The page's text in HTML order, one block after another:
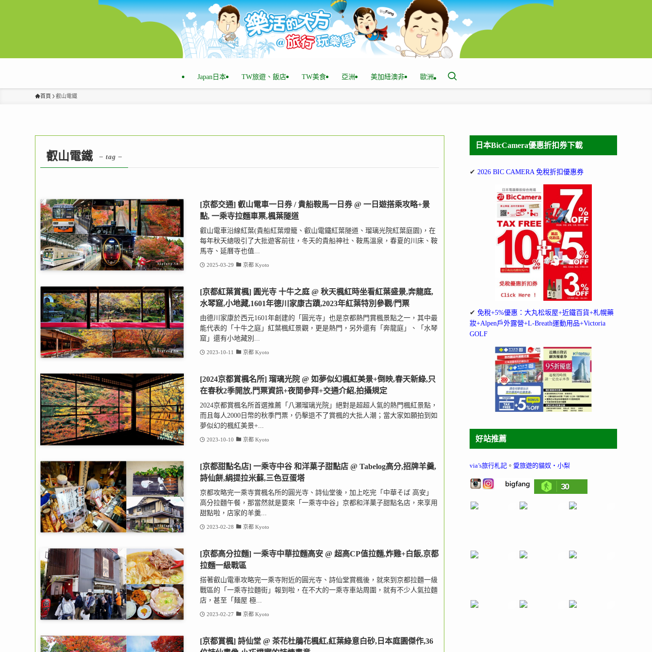
Japan日本 TW旅遊、飯店 TW美食 亞洲 美加紐澳非 歐洲
首頁 叡山電鐵
叡山電鐵 – tag –
[京都交通] 叡山電車一日券 / 貴船鞍馬一日券 @ 一日遊搭乘攻略+景
點, 一乘寺拉麵車票,楓葉隧道
叡山電車沿線紅葉(貴船紅葉燈籠、叡山電鐵紅葉隧道、瑠璃光院紅葉庭園)，在
每年秋天總吸引了大批遊客前往，冬天的貴船神社、鞍馬溫泉，春夏的川床、鞍
馬寺、延曆寺也值...
2025-03-29 京都 Kyoto
[京都紅葉賞楓] 圓光寺 十牛之庭 @ 秋天楓紅時坐看紅葉盛景,奔龍庭,
水琴窟,小地藏,1601年德川家康古蹟,2023年紅葉特別參觀/門票
由德川家康於西元1601年創建的「圓光寺」也是京都熱門賞楓景點之一，其中最
能代表的「十牛之庭」紅葉楓紅景觀，更是熱門，另外還有「奔龍庭」、「水琴
窟」還有小地藏別...
2023-10-11 京都 Kyoto
[2024京都賞楓名所] 瑠璃光院 @ 如夢似幻楓紅美景+倒映,春天新綠,只
在春秋2季開放,門票資訊+夜間參拜+交通介紹,拍攝規定
2024京都賞楓名所首選推薦「八瀬瑠璃光院」絕對是超超人氣的熱門楓紅景點，
而且每人2000日幣的秋季門票，仍擊退不了賞楓的大批人潮；當大家如願拍到如
夢似幻的楓紅美景+...
2023-10-10 京都 Kyoto
[京都甜點名店] 一乘寺中谷 和洋菓子甜點店 @ Tabelog高分,招牌羊羹,
詩仙餅,絹提拉米蘇,三色豆蛋塔
京都攻略完一乘寺賞楓名所的圓光寺、詩仙堂後，加上吃完「中華そば 高安」
高分拉麵午餐，那當然就是要來「一乘寺中谷」京都和洋菓子甜點名店，來享用
甜點啦，店家的羊羹...
2023-02-28 京都 Kyoto
[京都高分拉麵] 一乘寺中華拉麵高安 @ 超高CP值拉麵,炸雞+白飯,京都
拉麵一級戰區
搭著叡山電車攻略完一乘寺附近的圓光寺、詩仙堂賞楓後，就來到京都拉麵一級
戰區的「一乘寺拉麵街」報到啦，在不大的一乘寺車站周圍，就有不少人氣拉麵
店，甚至「麺屋 極...
2023-02-27 京都 Kyoto
[京都賞楓] 詩仙堂 @ 茶花杜鵑花楓紅,紅葉綠意白砂,日本庭園傑作,36
日本BicCamera優惠折扣券下載
✔ 2026 BIC CAMERA 免稅折扣優惠券
✔ 免稅+5%優惠：大丸松坂屋+近鐵百貨+札幌藥
妝+Alpen戶外露營+L-Breath運動用品+Victoria
GOLF
好站推薦
via’s旅行札記 。 愛旅遊的貓奴‧小梨
30